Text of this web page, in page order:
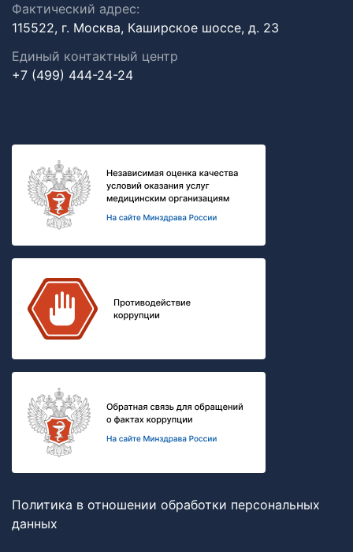
Фактический адрес:
115522, г. Москва, Каширское шоссе, д. 23
Единый контактный центр
+7 (499) 444-24-24
Политика в отношении обработки персональных
данных